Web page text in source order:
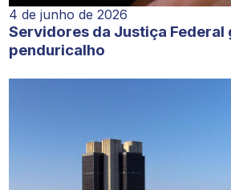
4 de junho de 2026
Servidores da Justiça Federal
penduricalho